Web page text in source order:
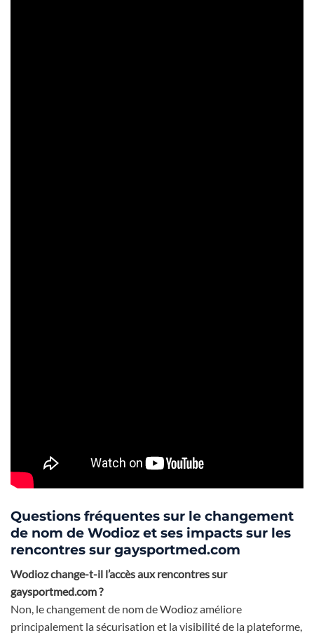
Questions fréquentes sur le changement
de nom de Wodioz et ses impacts sur les
rencontres sur gaysportmed.com
Wodioz change-t-il l’accès aux rencontres sur
gaysportmed.com ?
Non, le changement de nom de Wodioz améliore
principalement la sécurisation et la visibilité de la plateforme,